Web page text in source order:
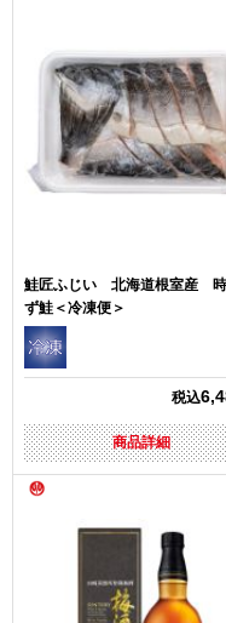
鮭匠ふじい 北海道根室産
ず鮭＜冷凍便＞
税込
商品詳細